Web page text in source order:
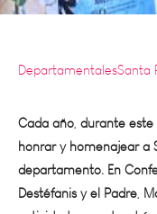
Departamentales
Cada año, durante este
honrar y homenajear
departamento. En
Destéfanis y el
actividades que